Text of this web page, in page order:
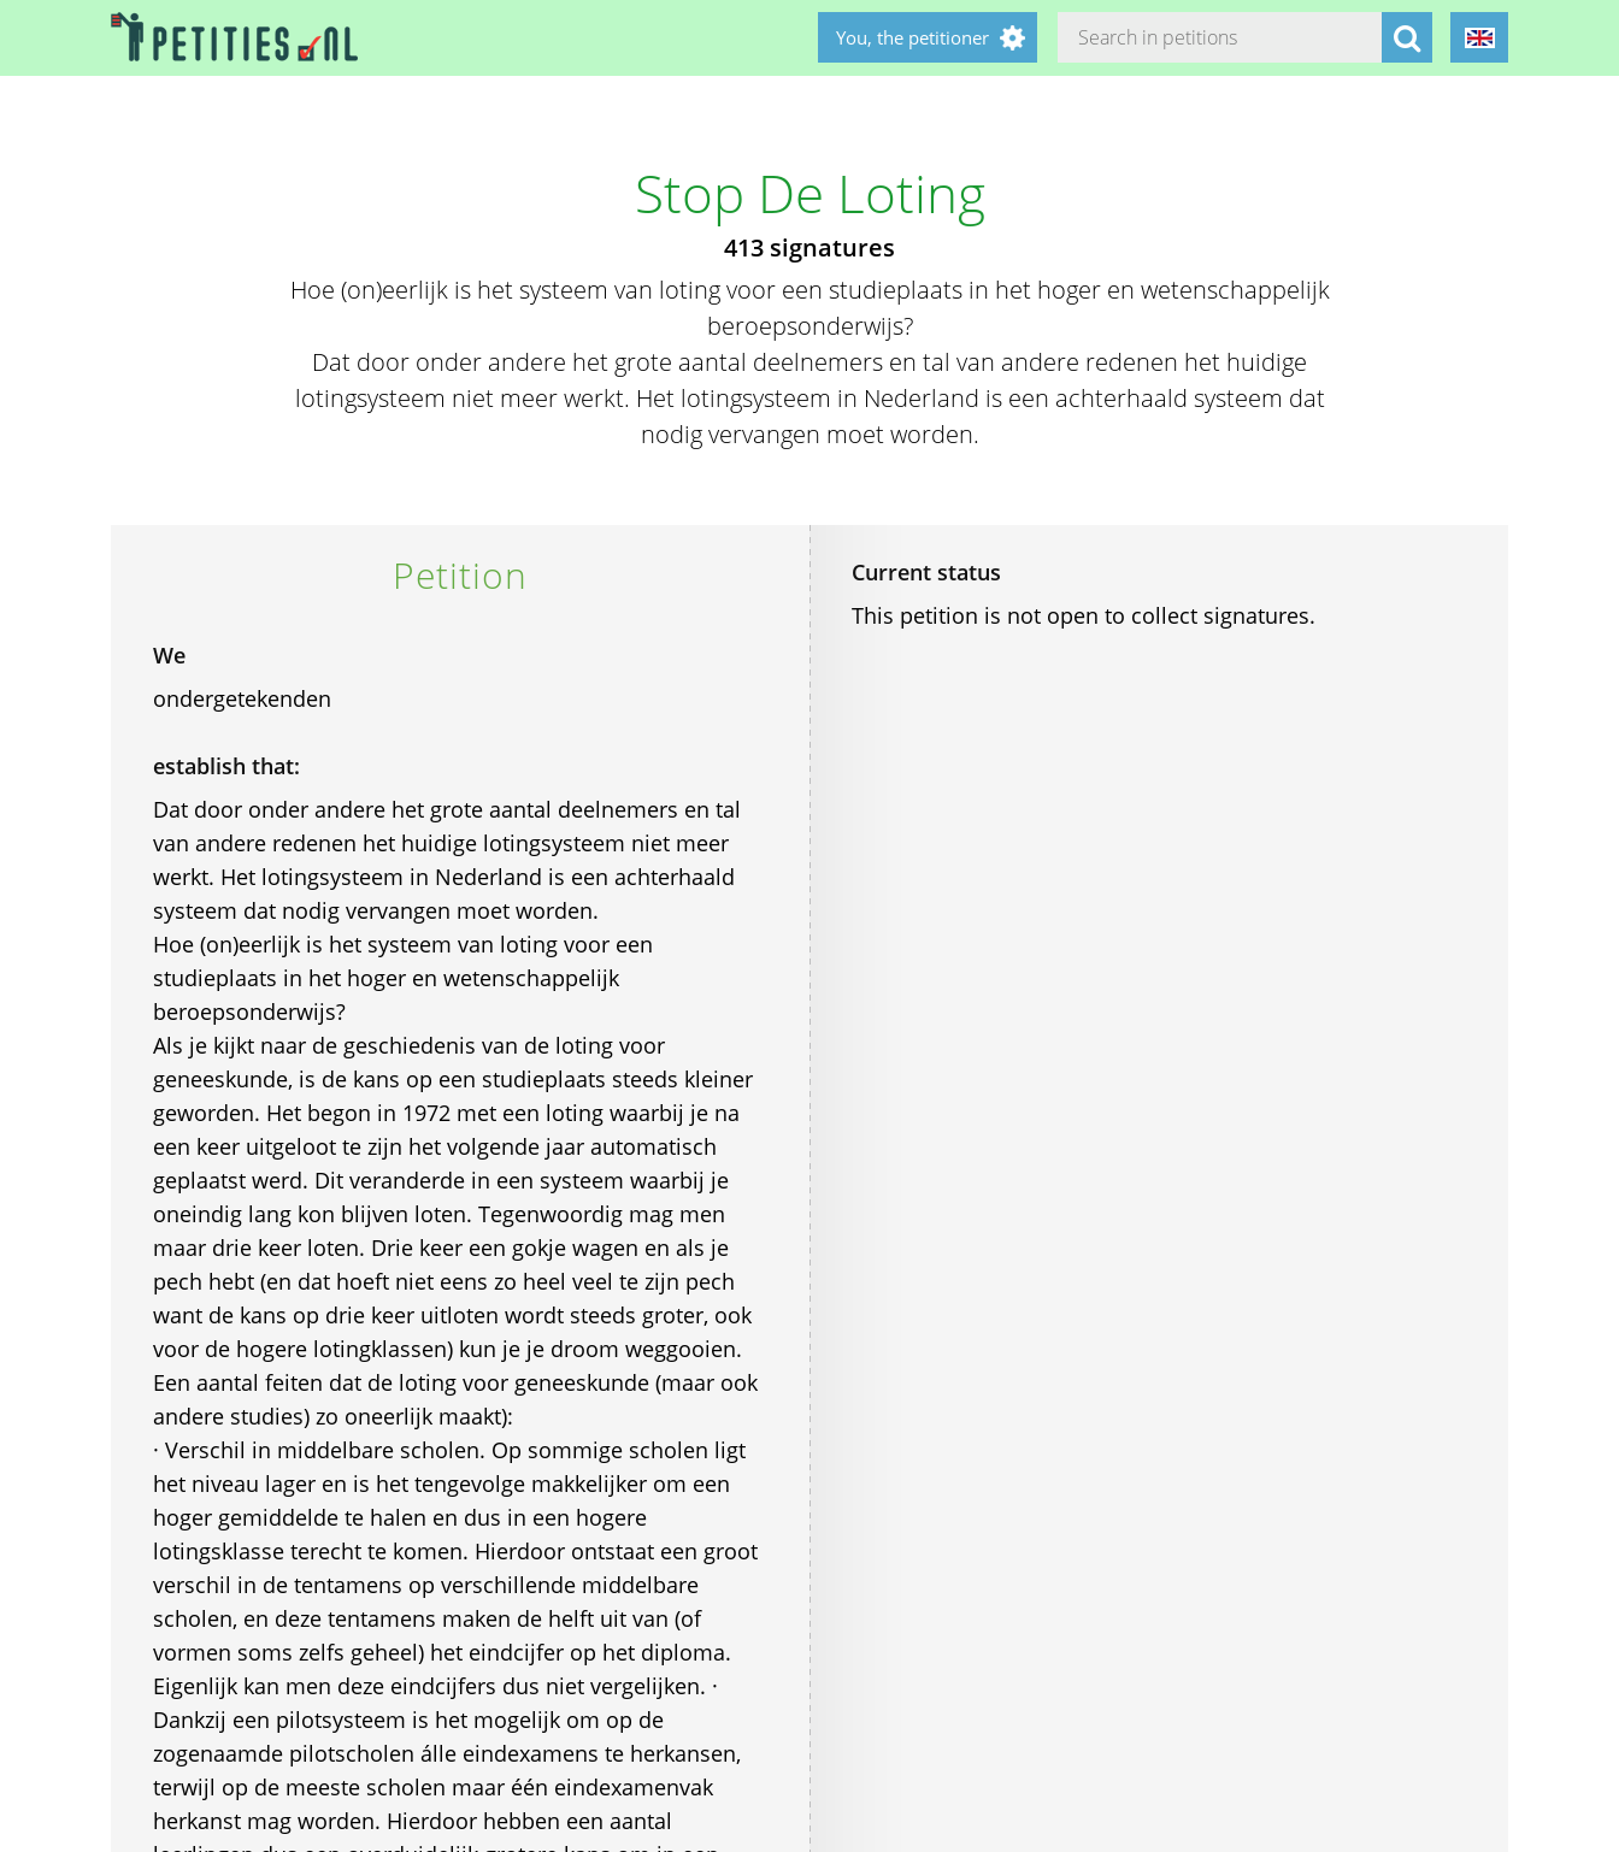
You, the petitioner
Stop De Loting
413 signatures
Hoe (on)eerlijk is het systeem van loting voor een studieplaats in het hoger en wetenschappelijk
beroepsonderwijs?
Dat door onder andere het grote aantal deelnemers en tal van andere redenen het huidige
lotingsysteem niet meer werkt. Het lotingsysteem in Nederland is een achterhaald systeem dat
nodig vervangen moet worden.
Petition
We
ondergetekenden
establish that:
Dat door onder andere het grote aantal deelnemers en tal
van andere redenen het huidige lotingsysteem niet meer
werkt. Het lotingsysteem in Nederland is een achterhaald
systeem dat nodig vervangen moet worden.
Hoe (on)eerlijk is het systeem van loting voor een
studieplaats in het hoger en wetenschappelijk
beroepsonderwijs?
Als je kijkt naar de geschiedenis van de loting voor
geneeskunde, is de kans op een studieplaats steeds kleiner
geworden. Het begon in 1972 met een loting waarbij je na
een keer uitgeloot te zijn het volgende jaar automatisch
geplaatst werd. Dit veranderde in een systeem waarbij je
oneindig lang kon blijven loten. Tegenwoordig mag men
maar drie keer loten. Drie keer een gokje wagen en als je
pech hebt (en dat hoeft niet eens zo heel veel te zijn pech
want de kans op drie keer uitloten wordt steeds groter, ook
voor de hogere lotingklassen) kun je je droom weggooien.
Een aantal feiten dat de loting voor geneeskunde (maar ook
andere studies) zo oneerlijk maakt):
· Verschil in middelbare scholen. Op sommige scholen ligt
het niveau lager en is het tengevolge makkelijker om een
hoger gemiddelde te halen en dus in een hogere
lotingsklasse terecht te komen. Hierdoor ontstaat een groot
verschil in de tentamens op verschillende middelbare
scholen, en deze tentamens maken de helft uit van (of
vormen soms zelfs geheel) het eindcijfer op het diploma.
Eigenlijk kan men deze eindcijfers dus niet vergelijken. ·
Dankzij een pilotsysteem is het mogelijk om op de
zogenaamde pilotscholen álle eindexamens te herkansen,
terwijl op de meeste scholen maar één eindexamenvak
herkanst mag worden. Hierdoor hebben een aantal
Current status
This petition is not open to collect signatures.